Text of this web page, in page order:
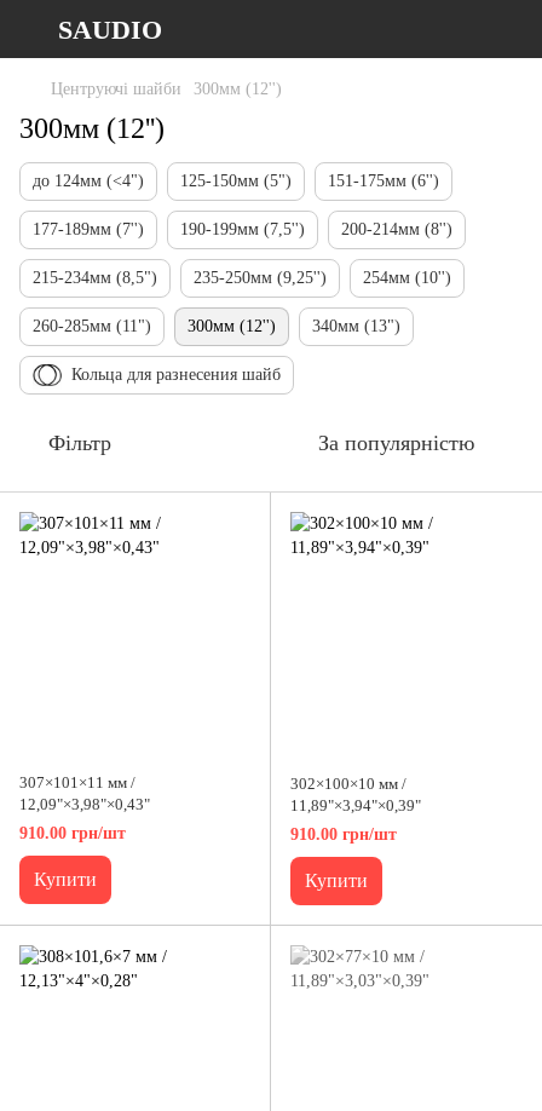
SAUDIO
Центруючі шайби 300мм (12'')
300мм (12'')
до 124мм (<4") 125-150мм (5") 151-175мм (6'')
177-189мм (7'') 190-199мм (7,5'') 200-214мм (8'')
215-234мм (8,5") 235-250мм (9,25'') 254мм (10'')
260-285мм (11") 300мм (12'') 340мм (13")
Кольца для разнесения шайб
Фільтр За популярністю
307×101×11 мм /
12,09"×3,98"×0,43"
910.00 грн/шт
Купити
302×100×10 мм /
11,89"×3,94"×0,39"
910.00 грн/шт
Купити